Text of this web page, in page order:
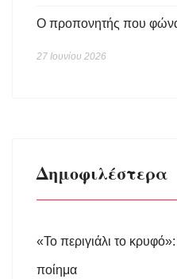
Ο προπονητής που
27 Ιουνίου 2026
Δημοφιλέστερα
«Το περιγιάλι το
ποίημα